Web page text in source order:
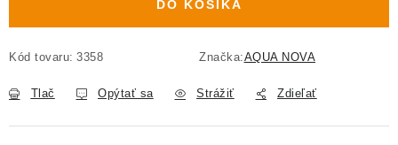
DO KOŠÍKA
Kód tovaru: 3358 Značka:AQUA NOVA
Tlač Opýtať sa Strážiť Zdieľať